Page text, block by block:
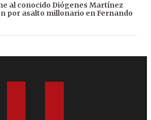
al conocido Diógenes Martínez
por asalto millonario en Fernando